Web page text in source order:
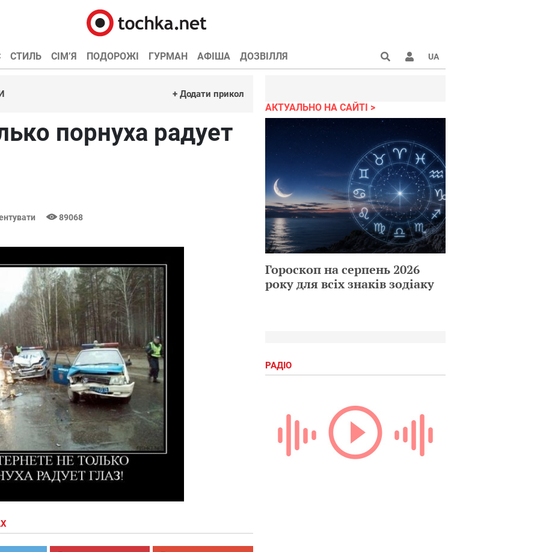
СТИЛЬ СІМ’Я ПОДОРОЖІ ГУРМАН АФІША ДОЗВІЛЛЯ UA
+ Додати прикол
порнуха радует
89068
АКТУАЛЬНО НА САЙТІ
Гороскоп на серпень 2026
року для всіх знаків зодіаку
РАДІО